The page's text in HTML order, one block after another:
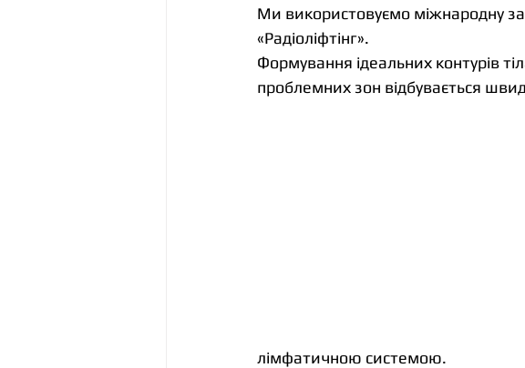
Ми використовуємо міжнародну
«Радіоліфтінг».
Формування ідеальних контурів
проблемних зон відбувається
лімфатичною системою.